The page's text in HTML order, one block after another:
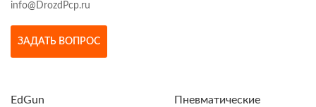
info@DrozdPcp.ru
ЗАДАТЬ ВОПРОС
EdGun
Пневматические